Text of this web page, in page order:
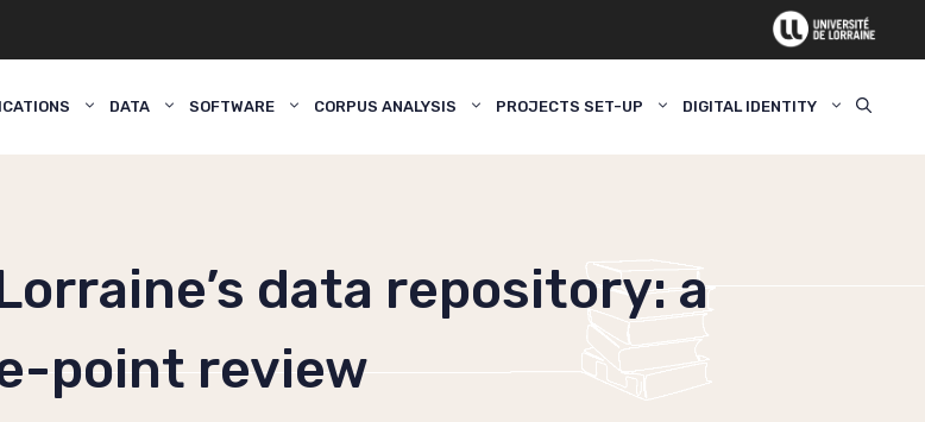
DATA SOFTWARE CORPUS ANALYSIS PROJECTS SET-UP DIGITAL IDENTITY
data repository: a
point review